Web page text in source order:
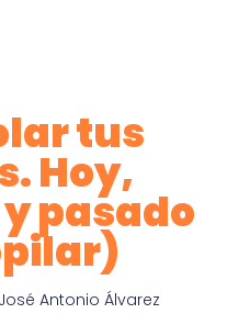
tus
Hoy,
pasado
José Antonio Álvarez